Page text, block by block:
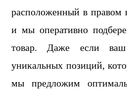
расположенный в правом
и мы оперативно
товар. Даже если ваш
уникальных позиций,
мы предложим